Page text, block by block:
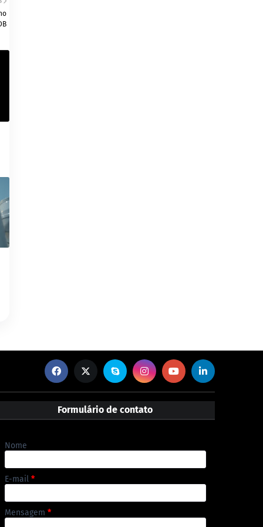
Formulário de contato
Nome
E-mail *
Mensagem *